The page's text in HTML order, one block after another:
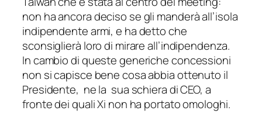
non ha ancora deciso se gli manderà all’isola
indipendente armi, e ha detto che
sconsiglierà loro di mirare all’indipendenza.
In cambio di queste generiche concessioni
non si capisce bene cosa abbia ottenuto il
Presidente, ne la sua schiera di CEO, a
fronte dei quali Xi non ha portato omologhi.